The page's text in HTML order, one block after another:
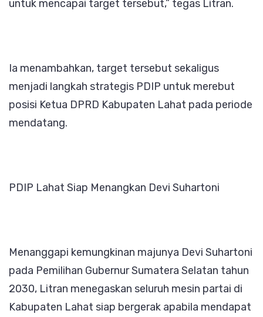
untuk mencapai target tersebut,” tegas Litran.
Ia menambahkan, target tersebut sekaligus
menjadi langkah strategis PDIP untuk merebut
posisi Ketua DPRD Kabupaten Lahat pada periode
mendatang.
PDIP Lahat Siap Menangkan Devi Suhartoni
Menanggapi kemungkinan majunya Devi Suhartoni
pada Pemilihan Gubernur Sumatera Selatan tahun
2030, Litran menegaskan seluruh mesin partai di
Kabupaten Lahat siap bergerak apabila mendapat